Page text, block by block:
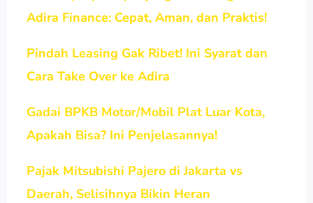
Adira Finance: Cepat, Aman, dan Praktis!
Pindah Leasing Gak Ribet! Ini Syarat dan
Cara Take Over ke Adira
Gadai BPKB Motor/Mobil Plat Luar Kota,
Apakah Bisa? Ini Penjelasannya!
Pajak Mitsubishi Pajero di Jakarta vs
Daerah, Selisihnya Bikin Heran